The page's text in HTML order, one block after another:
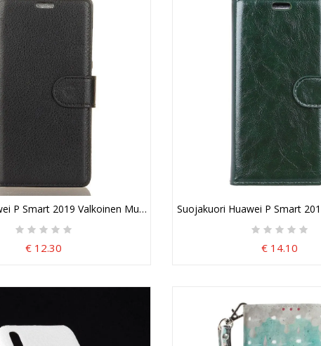
Suojakuori
P Smart 2019 Valkoinen Musta Retro Tekonahkaa Suojakuori
€ 12.30
Suojakuori Huawei P Smart
€ 14.10